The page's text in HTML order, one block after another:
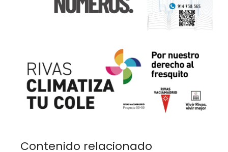
Contenido relacionado